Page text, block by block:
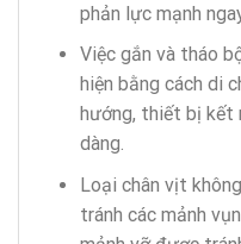
phản lực mạnh
Việc gắn và tháo
hiện bằng cách di
hướng, thiết bị
dàng.
Loại chân vịt
tránh các mảnh